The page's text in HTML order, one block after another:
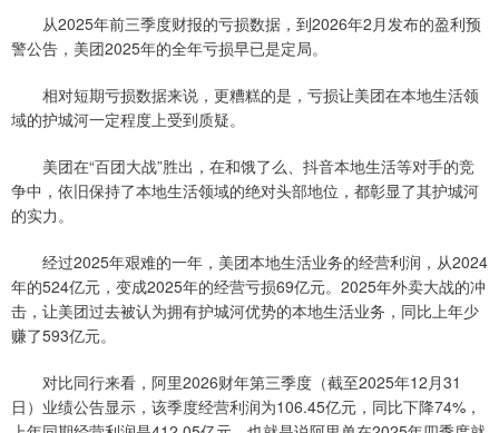
从2025年前三季度财报的亏损数据，到2026年2月发布的盈利预
警公告，美团2025年的全年亏损早已是定局。
相对短期亏损数据来说，更糟糕的是，亏损让美团在本地生活领
域的护城河一定程度上受到质疑。
美团在“百团大战”胜出，在和饿了么、抖音本地生活等对手的竞
争中，依旧保持了本地生活领域的绝对头部地位，都彰显了其护城河
的实力。
经过2025年艰难的一年，美团本地生活业务的经营利润，从2024
年的524亿元，变成2025年的经营亏损69亿元。2025年外卖大战的冲
击，让美团过去被认为拥有护城河优势的本地生活业务，同比上年少
赚了593亿元。
对比同行来看，阿里2026财年第三季度（截至2025年12月31
日）业绩公告显示，该季度经营利润为106.45亿元，同比下降74%，